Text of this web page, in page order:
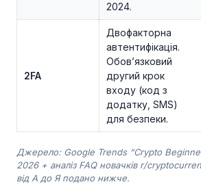
2024.
2FA
Двофакторна
автентифікація.
Обов’язковий
другий крок
входу (код з
додатку, SMS)
для безпеки.
Джерело: Google Trends “Crypto
2026 + аналіз FAQ новачків r/
від А до Я подано нижче.